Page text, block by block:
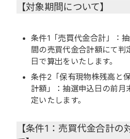
【対象期間について】
条件1「売買代金合計」：
間の売買代金合計額にて判
日で算出をいたします。
条件2「保有現物株残高と
計額」：抽選申込日の前月
定いたします。
【条件1：売買代金合計の